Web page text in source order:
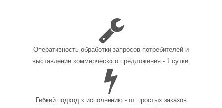
Оперативность обработки запросов потребителей и
выставление коммерческого предложения - 1 сутки.
Гибкий подход к исполнению - от простых заказов